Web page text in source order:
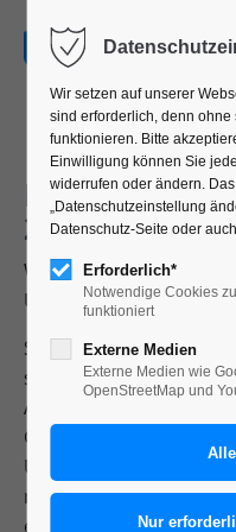
2023
Workshop Logotype-
Unternehmer oder
Studierende erarbeiten
selbst als potenziell
Architekten,
Geschäftssituation im
Unternehmen, Laden,
man sich in der
eher seriös und
Wir setzen auf unserer
sind erforderlich, denn
funktionieren. Bitte
Einwilligung können Sie
widerrufen oder ändern.
„Datenschutzeinstellung
Datenschutz-Seite oder
Erforderlich*
Notwendige Cookies
funktioniert
Externe Medien
Externe Medien wie
OpenStreetMap und